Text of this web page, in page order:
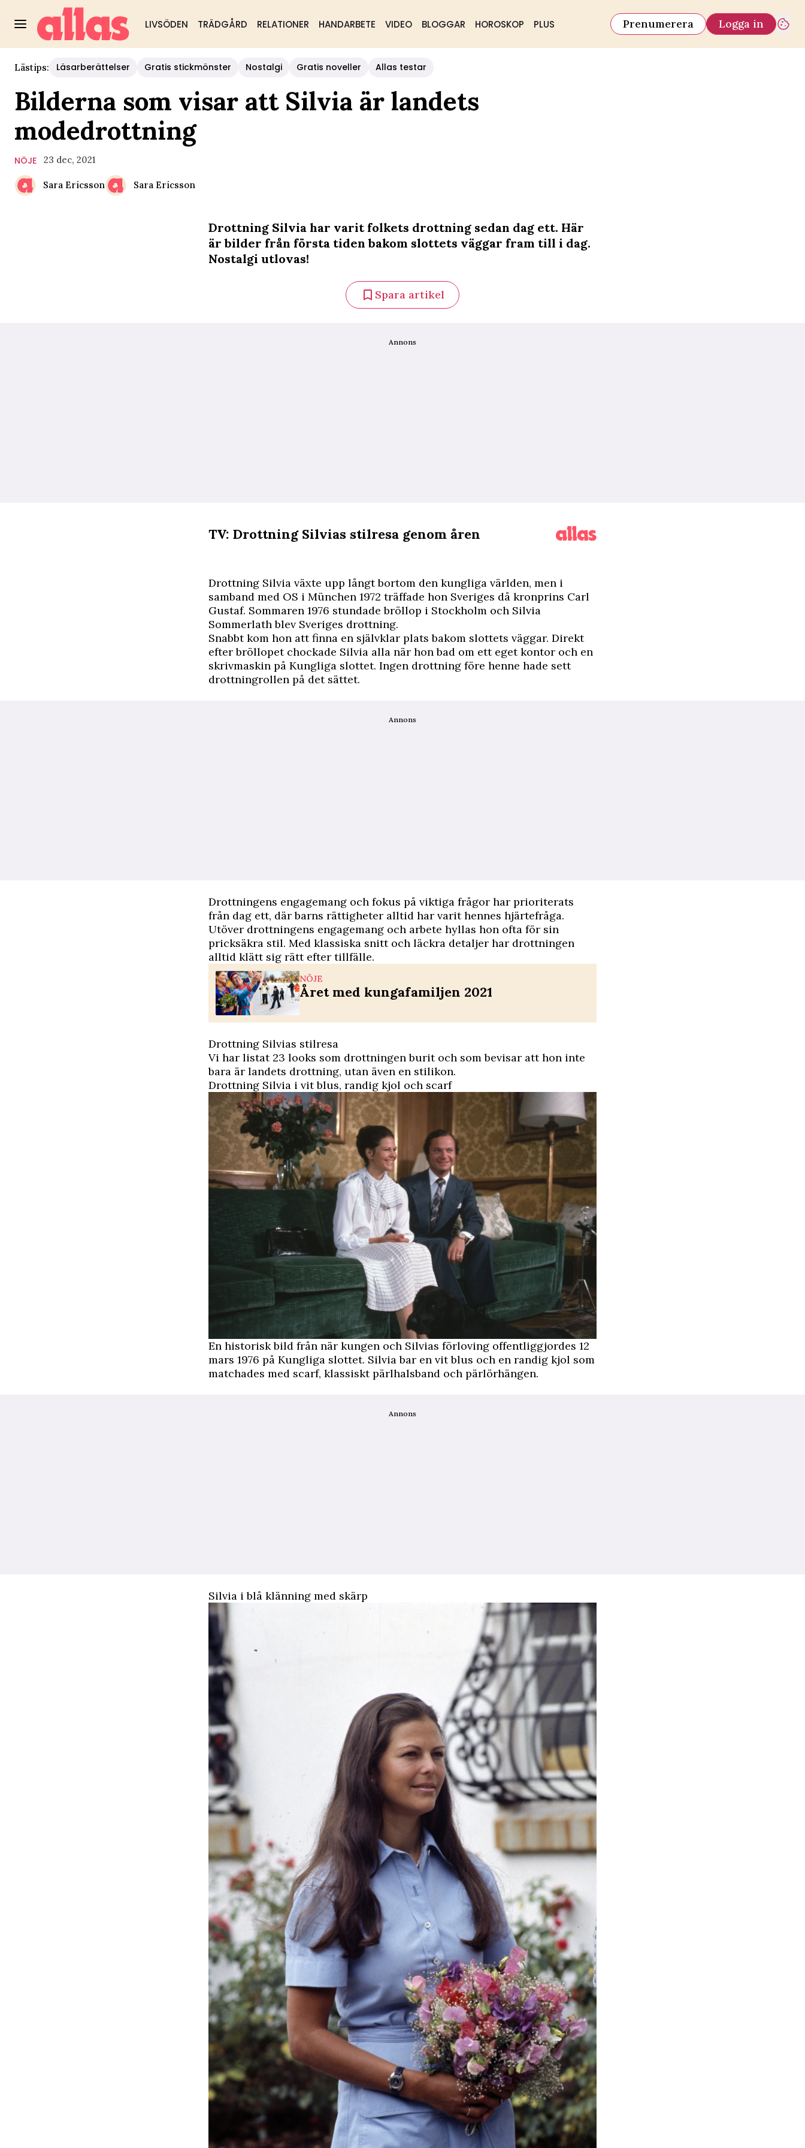
LIVSÖDEN TRÄDGÅRD RELATIONER HANDARBETE VIDEO BLOGGAR HOROSKOP PLUS Prenumerera Logga in
Lästips: Läsarberättelser Gratis stickmönster Nostalgi Gratis noveller Allas testar
Bilderna som visar att Silvia är landets
modedrottning
NÖJE 23 dec, 2021
Sara Ericsson Sara Ericsson
Drottning Silvia har varit folkets drottning sedan dag ett. Här
är bilder från första tiden bakom slottets väggar fram till i dag.
Nostalgi utlovas!
Spara artikel
Annons
TV: Drottning Silvias stilresa genom åren
Drottning Silvia växte upp långt bortom den kungliga världen, men i
samband med OS i München 1972 träffade hon Sveriges då kronprins Carl
Gustaf. Sommaren 1976 stundade bröllop i Stockholm och Silvia
Sommerlath blev Sveriges drottning.
Snabbt kom hon att finna en självklar plats bakom slottets väggar. Direkt
efter bröllopet chockade Silvia alla när hon bad om ett eget kontor och en
skrivmaskin på Kungliga slottet. Ingen drottning före henne hade sett
drottningrollen på det sättet.
Annons
Drottningens engagemang och fokus på viktiga frågor har prioriterats
från dag ett, där barns rättigheter alltid har varit hennes hjärtefråga.
Utöver drottningens engagemang och arbete hyllas hon ofta för sin
pricksäkra stil. Med klassiska snitt och läckra detaljer har drottningen
alltid klätt sig rätt efter tillfälle.
NÖJE
Året med kungafamiljen 2021
Drottning Silvias stilresa
Vi har listat 23 looks som drottningen burit och som bevisar att hon inte
bara är landets drottning, utan även en stilikon.
Drottning Silvia i vit blus, randig kjol och scarf
En historisk bild från när kungen och Silvias förloving offentliggjordes 12
mars 1976 på Kungliga slottet. Silvia bar en vit blus och en randig kjol som
matchades med scarf, klassiskt pärlhalsband och pärlörhängen.
Annons
Silvia i blå klänning med skärp